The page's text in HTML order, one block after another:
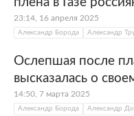
23:14, 16 апреля 2025
Александр Борода Александр
Ослепшая после
высказалась о
14:50, 7 марта 2025
Александр Борода Александр